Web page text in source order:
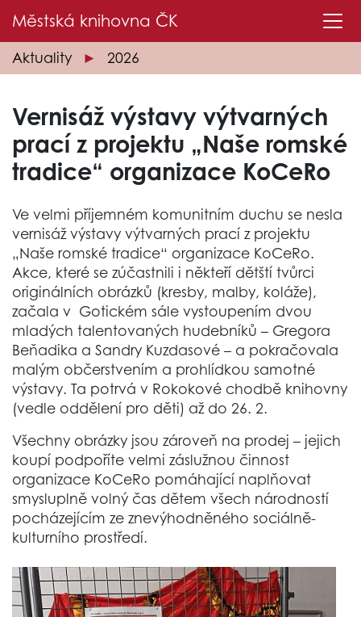
Městská knihovna ČK
Aktuality 2026
Vernisáž výstavy výtvarných
prací z projektu „Naše romské
tradice“ organizace KoCeRo
Ve velmi příjemném komunitním duchu se nesla
vernisáž výstavy výtvarných prací z projektu
„Naše romské tradice“ organizace KoCeRo.
Akce, které se zúčastnili i někteří dětští tvůrci
originálních obrázků (kresby, malby, koláže),
začala v Gotickém sále vystoupením dvou
mladých talentovaných hudebníků – Gregora
Beňadika a Sandry Kuzdasové – a pokračovala
malým občerstvením a prohlídkou samotné
výstavy. Ta potrvá v Rokokové chodbě knihovny
(vedle oddělení pro děti) až do 26. 2.
Všechny obrázky jsou zároveň na prodej – jejich
koupí podpoříte velmi záslužnou činnost
organizace KoCeRo pomáhající naplňovat
smysluplně volný čas dětem všech národností
pocházejícím ze znevýhodněného sociálně-
kulturního prostředí.